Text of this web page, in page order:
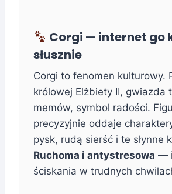
Corgi — internet go
słusznie
Corgi to fenomen kulturowy.
królowej Elżbiety II, gwiazda
memów, symbol radości.
precyzyjnie oddaje
pysk, rudą sierść i te słynne
Ruchoma i antystresowa —
ściskania w trudnych